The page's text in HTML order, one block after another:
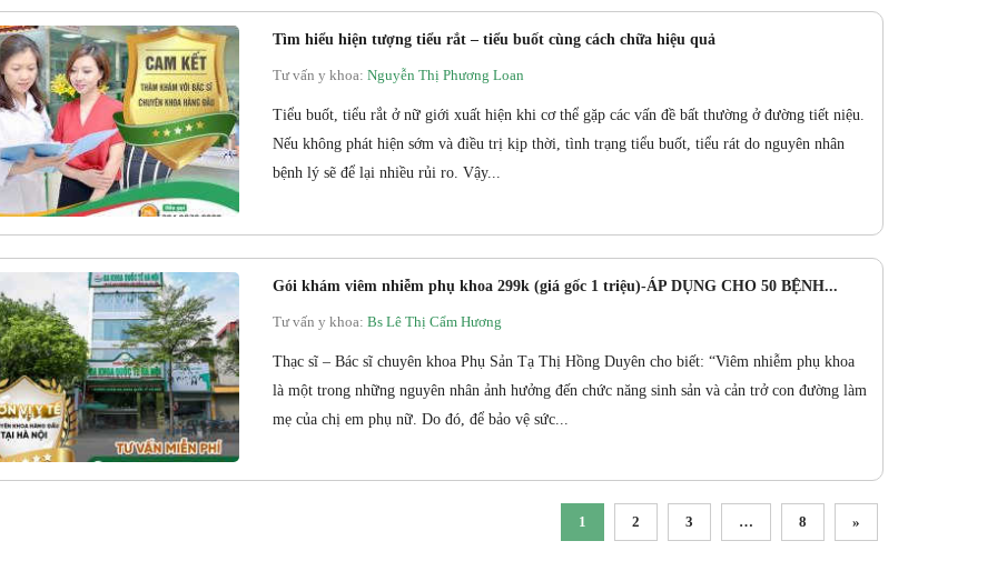
Tìm hiểu hiện tượng tiểu rắt – tiểu buốt cùng cách chữa hiệu quả
Tư vấn y khoa: Nguyễn Thị Phương Loan
Tiểu buốt, tiểu rắt ở nữ giới xuất hiện khi cơ thể gặp các vấn đề bất thường ở đường tiết niệu.
Nếu không phát hiện sớm và điều trị kịp thời, tình trạng tiểu buốt, tiểu rát do nguyên nhân
bệnh lý sẽ để lại nhiều rủi ro. Vậy...
Gói khám viêm nhiễm phụ khoa 299k (giá gốc 1 triệu)-ÁP DỤNG CHO 50 BỆNH...
Tư vấn y khoa: Bs Lê Thị Cẩm Hương
Thạc sĩ – Bác sĩ chuyên khoa Phụ Sản Tạ Thị Hồng Duyên cho biết: “Viêm nhiễm phụ khoa
là một trong những nguyên nhân ảnh hưởng đến chức năng sinh sản và cản trở con đường làm
mẹ của chị em phụ nữ. Do đó, để bảo vệ sức...
1 2 3 … 8 »